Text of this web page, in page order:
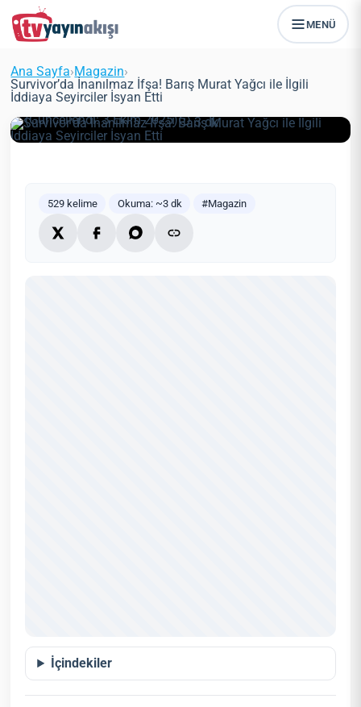
MENÜ
Ana Sayfa›Magazin›
Survivor’da İnanılmaz İfşa! Barış Murat Yağcı ile İlgili
İddiaya Seyirciler İsyan Etti
Survivor’da İnanılmaz İfşa! Barış
Seyirciler İsyan Etti
Zeynep Öztürk Magazin
(Güncellendi: 3 Ekim 2025)
3 dk
529 kelime Okuma: ~3 dk #Magazin
İçindekiler